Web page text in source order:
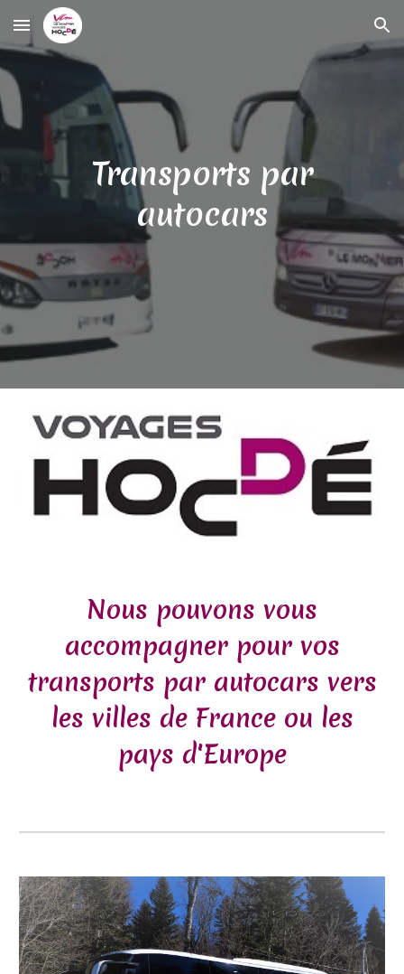
Skip to main content Skip to navigation
Transports par
autocars
Nous pouvons vous
accompagner pour vos
transports par autocars vers
les villes de France ou les
pays d'Europe